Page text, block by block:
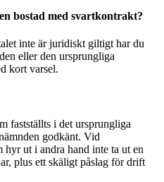
bostad med svartkontrakt?
inte är juridiskt giltigt har du
eller den ursprungliga
kort varsel.
fastställts i det ursprungliga
godkänt. Vid
hyr ut i andra hand inte ta ut en
plus ett skäligt påslag för drift